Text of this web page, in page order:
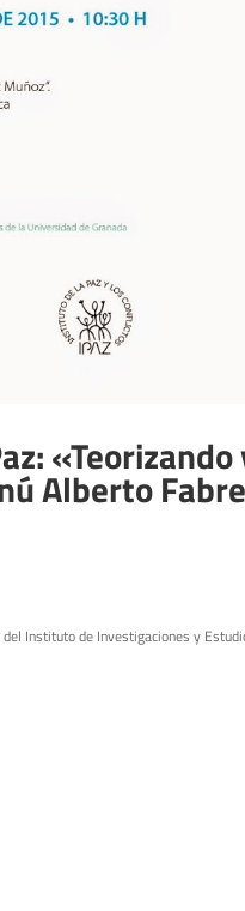
«Teorizando
Alberto
Instituto de Investigaciones y